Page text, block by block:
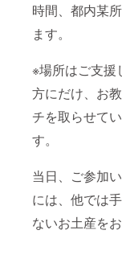
時間、都内某
ます。
※場所はご支援
方にだけ、お
チを取らせて
す。
当日、ご参加
には、他では
ないお土産をお